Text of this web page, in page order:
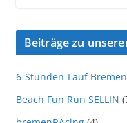
Beiträge zu
6-Stunden-Lauf Bremen
Beach Fun Run SELLIN